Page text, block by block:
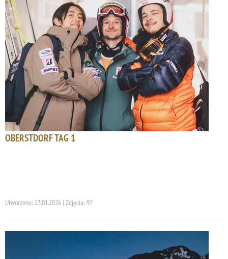
OBERSTDORF TAG 1
Utworzono: 23.01.2026 | Zdjęcia: 97